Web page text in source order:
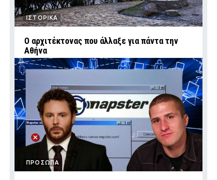
ΙΣΤΟΡΙΚΑ
Ο αρχιτέκτονας που άλλαξε για πάντα την
Αθήνα
ΠΡΟΣΩΠΑ